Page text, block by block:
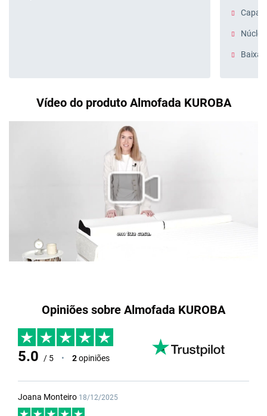
Capa
Baixa
Vídeo do produto Almofada KUROBA
Opiniões sobre Almofada KUROBA
5.0 / 5 • 2opiniões
Joana Monteiro 18/12/2025